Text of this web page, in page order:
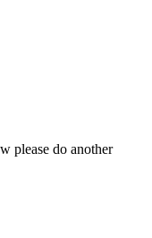
please do another